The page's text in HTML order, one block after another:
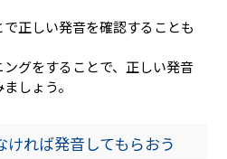
正しい発音を確認することも
グをすることで、正しい発音
しょう。
れば発音してもらおう